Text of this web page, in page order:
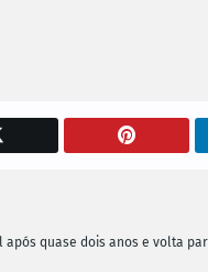
após quase dois anos e volta